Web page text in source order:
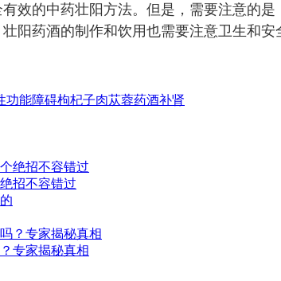
效的中药壮阳方法。但是，需要注意的
阳药酒的制作和饮用也需要注意卫生和安
功能障碍枸杞子肉苁蓉药酒补肾
招不容错过
专家揭秘真相